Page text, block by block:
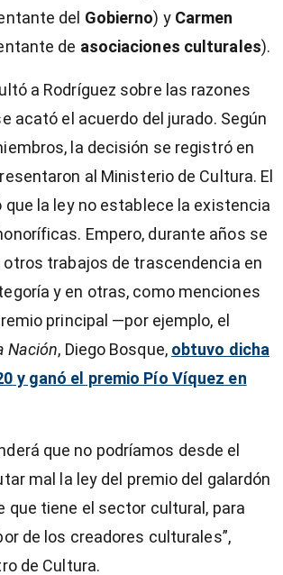
del Gobierno) yCarmen
de asociaciones culturales).
a Rodríguez sobre las razones
acató el acuerdo del jurado. Según
la decisión se registró en
al Ministerio de Cultura. El
que la ley no establece la existencia
Empero, durante años se
otros trabajos de trascendencia en
y en otras, como menciones
principal —por ejemplo, el
Nación, Diego Bosque, obtuvo dicha
y ganó el premio Pío Víquez en
que no podríamos desde el
mal la ley del premio del galardón
que tiene el sector cultural, para
de los creadores culturales”,
de Cultura.